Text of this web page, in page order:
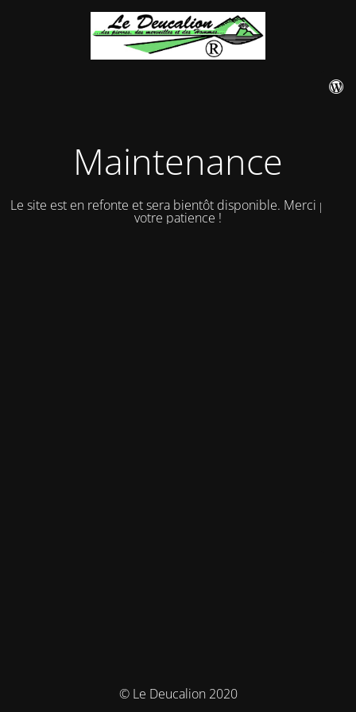
Maintenance
Le site est en refonte et sera bientôt disponible. Merci pour
votre patience !
© Le Deucalion 2020